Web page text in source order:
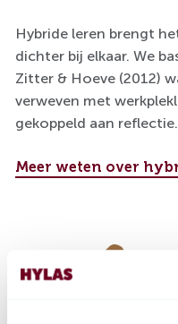
Hybride leren brengt
dichter bij elkaar. We
Zitter & Hoeve (2012)
verweven met
gekoppeld aan reflectie.
Meer weten over